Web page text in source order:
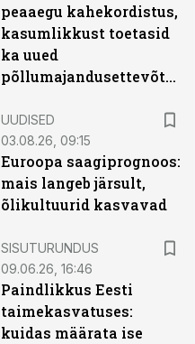
peaaegu kahekordistus,
kasumlikkust toetasid
ka uued
põllumajandusettevõtted
UUDISED
03.08.26, 09:15
Euroopa saagiprognoos:
mais langeb järsult,
õlikultuurid kasvavad
SISUTURUNDUS
09.06.26, 16:46
Paindlikkus Eesti
taimekasvatuses:
kuidas määrata ise